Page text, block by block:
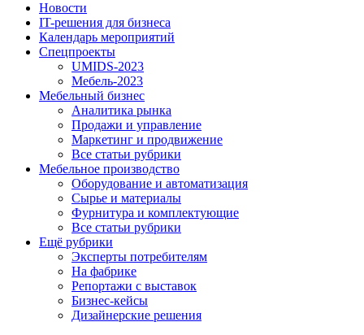
Новости
IT-решения для бизнеса
Календарь мероприятий
Спецпроекты
UMIDS-2023
Мебель-2023
Мебельный бизнес
Аналитика рынка
Продажи и управление
Маркетинг и продвижение
Все статьи рубрики
Мебельное производство
Оборудование и автоматизация
Сырье и материалы
Фурнитура и комплектующие
Все статьи рубрики
Ещё рубрики
Эксперты потребителям
На фабрике
Репортажи с выставок
Бизнес-кейсы
Дизайнерские решения